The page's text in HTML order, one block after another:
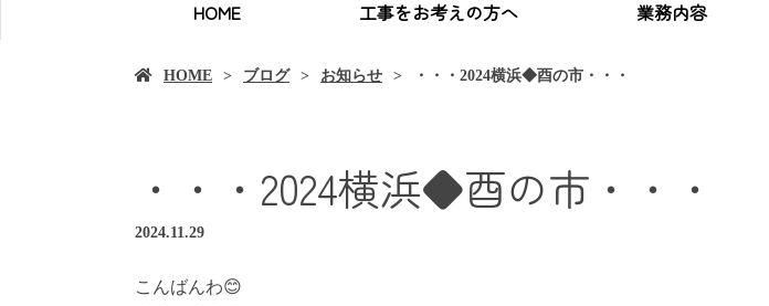
HOME 工事をお考えの方へ 業務内容
HOME ブログ お知らせ ・・・2024横浜◆酉の市・・・
・・・2024横浜◆酉の市・・・
2024.11.29
こんばんわ😊